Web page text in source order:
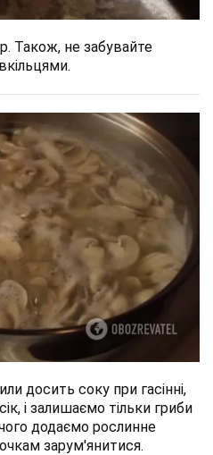
Також, не забувайте
досить соку при гасінні,
і залишаємо тільки гриби
додаємо рослинне
зарум'янитися.